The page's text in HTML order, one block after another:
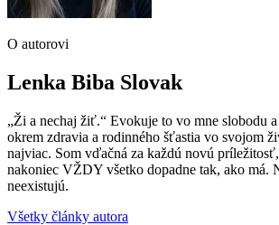
O autorovi
Lenka Biba Slovak
„Ži a nechaj žiť.“ Evokuje to vo mne slobodu
okrem zdravia a rodinného šťastia vo svojom
najviac. Som vďačná za každú novú
nakoniec VŽDY všetko dopadne tak, ako má.
neexistujú.
Všetky články autora